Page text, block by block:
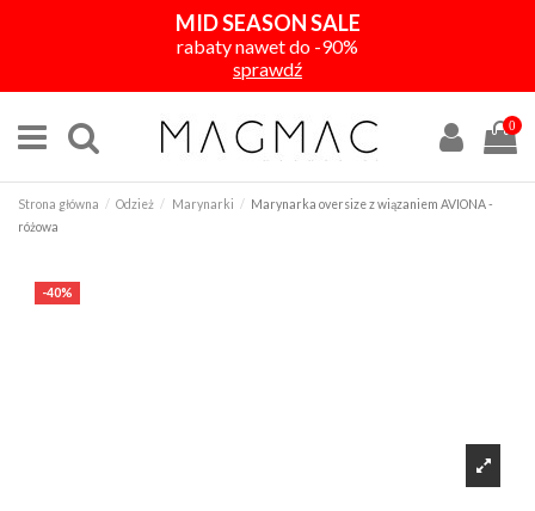
MID SEASON SALE
rabaty nawet do -90%
sprawdź
0
Strona główna Odzież Marynarki
Marynarka oversize z wiązaniem AVIONA -
różowa
-40%